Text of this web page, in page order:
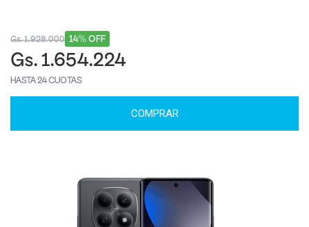
14% OFF
Gs. 1.928.000
Gs. 1.654.224
HASTA 24 CUOTAS
COMPRAR